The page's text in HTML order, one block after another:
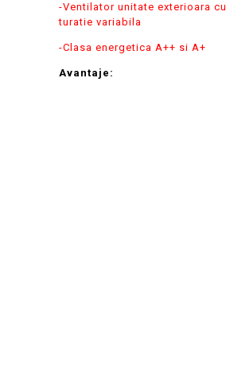
-Ventilator unitate exterioara cu
turatie variabila
-Clasa energetica A++ si A+
Avantaje: